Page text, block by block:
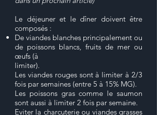
Le déjeuner et le dîner doivent être
composés :
De viandes blanches principalement ou
de poissons blancs, fruits de mer ou
œufs (à
limiter).
Les viandes rouges sont à limiter à 2/3
fois par semaines (entre 5 à 15% MG).
Les poissons gras comme le saumon
sont aussi à limiter 2 fois par semaine.
Eviter la charcuterie ou viandes grasses